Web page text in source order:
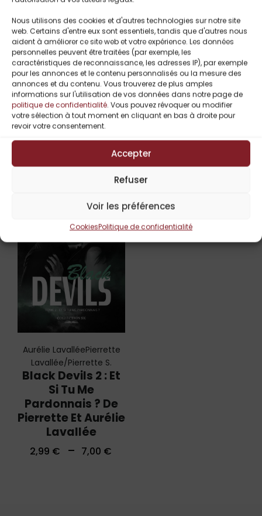
Nous utilisons des cookies et d'autres technologies sur notre site
web. Certains d'entre eux sont essentiels, tandis que d'autres nous
aident à améliorer ce site web et votre expérience. Les données
personnelles peuvent être traitées (par exemple, les
caractéristiques de reconnaissance, les adresses IP), par exemple
pour les annonces et le contenu personnalisés ou la mesure des
annonces et du contenu. Vous trouverez de plus amples
informations sur l'utilisation de vos données dans notre page de
politique de confidentialité. Vous pouvez révoquer ou modifier
votre sélection à tout moment en cliquant en bas à droite pour
revoir votre consentement.
Accepter
Refuser
Voir les préférences
CookiesPolitique de confidentialité
Titres Similaires
Black Devils 2 : Et
Si Tu Me
Pardonnais ? De
Pierrette Et Aurélie
Lavallée
Aurélie LavalléePierrette
Lavallée/Pierrette S.
2,99 € – 7,00 €